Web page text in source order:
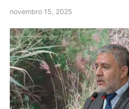
novembro 15, 2025